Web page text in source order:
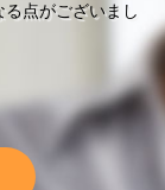
点がございまし